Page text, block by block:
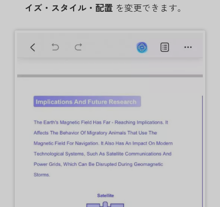
イズ・スタイル・配置 を変更できます。